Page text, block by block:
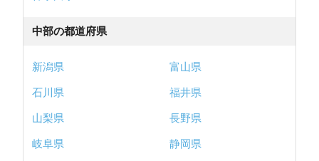
中部の都道府県
新潟県
富山県
石川県
福井県
山梨県
長野県
岐阜県
静岡県